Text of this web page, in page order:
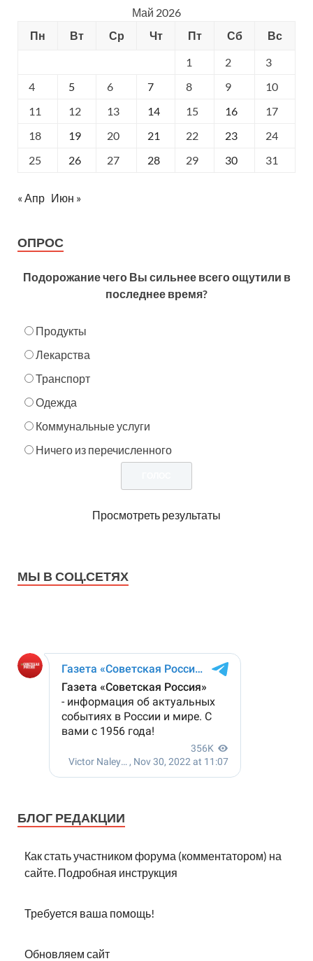
Май 2026
Пн
Вт Ср Чт Пт Сб
Вс
1
2
3
4
5 6 7 8 9
10
11
12 13 14 15 16
17
18
19 20 21 22 23
24
25
26 27 28 29 30 31
« Апр Июн »
ОПРОС
Подорожание чего Вы сильнее всего ощутили в
последнее время?
Продукты
Лекарства
Транспорт
Одежда
Коммунальные услуги
Ничего из перечисленного
Просмотреть результаты
МЫ В СОЦ.СЕТЯХ
БЛОГ РЕДАКЦИИ
Как стать участником форума (комментатором) на
сайте. Подробная инструкция
Требуется ваша помощь!
Обновляем сайт